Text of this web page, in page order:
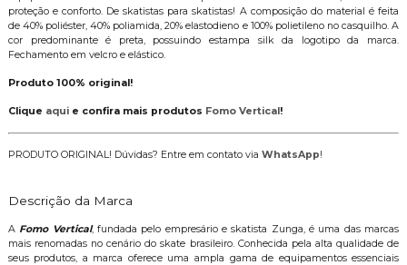
proteção e conforto. De skatistas para skatistas! A composição do material é feita
de 40% poliéster, 40% poliamida, 20% elastodieno e 100% polietileno no casquilho. A
cor predominante é preta, possuindo estampa silk da logotipo da marca.
Fechamento em velcro e elástico.
Produto 100% original!
Clique aquie confira mais produtos Fomo Vertical!
PRODUTO ORIGINAL! Dúvidas? Entre em contato via WhatsApp!
Descrição da Marca
A Fomo Vertical, fundada pelo empresário e skatista Zunga, é uma das marcas
mais renomadas no cenário do skate brasileiro. Conhecida pela alta qualidade de
seus produtos, a marca oferece uma ampla gama de equipamentos essenciais